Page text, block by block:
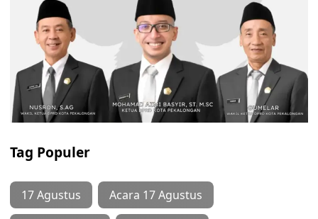
Tag Populer
17 Agustus Acara 17 Agustus